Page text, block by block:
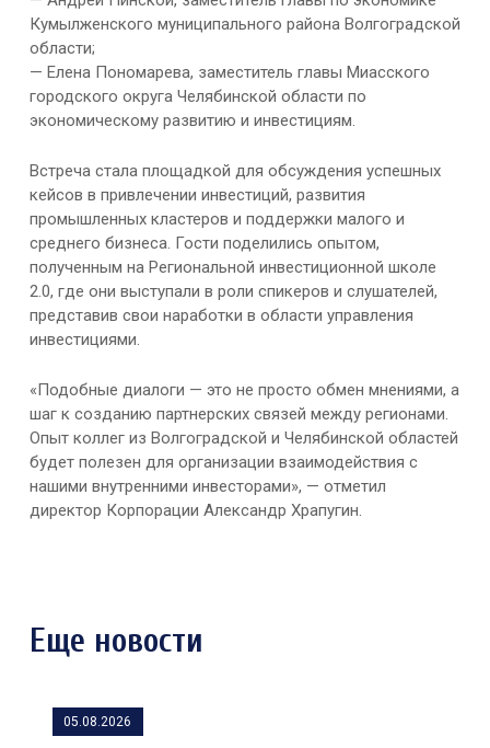
Кумылженского муниципального района Волгоградской
области;
— Елена Пономарева, заместитель главы Миасского
городского округа Челябинской области по
экономическому развитию и инвестициям.
Встреча стала площадкой для обсуждения успешных
кейсов в привлечении инвестиций, развития
промышленных кластеров и поддержки малого и
среднего бизнеса. Гости поделились опытом,
полученным на Региональной инвестиционной школе
2.0, где они выступали в роли спикеров и слушателей,
представив свои наработки в области управления
инвестициями.
«Подобные диалоги — это не просто обмен мнениями, а
шаг к созданию партнерских связей между регионами.
Опыт коллег из Волгоградской и Челябинской областей
будет полезен для организации взаимодействия с
нашими внутренними инвесторами», — отметил
директор Корпорации Александр Храпугин.
Еще новости
05.08.2026